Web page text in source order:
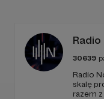
30639
Radio
skalę
razem